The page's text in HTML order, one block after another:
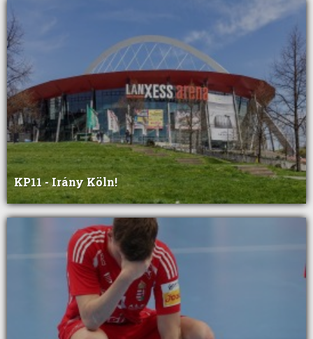
KP11 - Irány Köln!